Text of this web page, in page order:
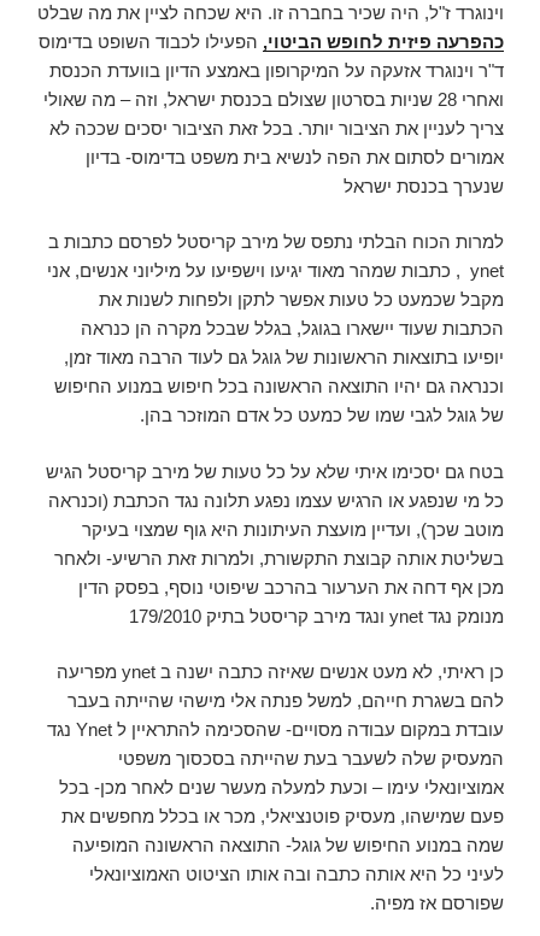
וינוגרד ז"ל, היה שכיר בחברה זו. היא שכחה לציין את מה שבלט
כהפרעה פיזית לחופש הביטוי, הפעילו לכבוד השופט בדימוס
ד"ר וינוגרד אזעקה על המיקרופון באמצע הדיון בוועדת הכנסת
ואחרי 28 שניות בסרטון שצולם בכנסת ישראל, וזה – מה שאולי
צריך לעניין את הציבור יותר. בכל זאת הציבור יסכים שככה לא
אמורים לסתום את הפה לנשיא בית משפט בדימוס- בדיון
שנערך בכנסת ישראל
למרות הכוח הבלתי נתפס של מירב קריסטל לפרסם כתבות ב
ynet , כתבות שמהר מאוד יגיעו וישפיעו על מיליוני אנשים, אני
מקבל שכמעט כל טעות אפשר לתקן ולפחות לשנות את
הכתבות שעוד יישארו בגוגל, בגלל שבכל מקרה הן כנראה
יופיעו בתוצאות הראשונות של גוגל גם לעוד הרבה מאוד זמן,
וכנראה גם יהיו התוצאה הראשונה בכל חיפוש במנוע החיפוש
של גוגל לגבי שמו של כמעט כל אדם המוזכר בהן.
בטח גם יסכימו איתי שלא על כל טעות של מירב קריסטל הגיש
כל מי שנפגע או הרגיש עצמו נפגע תלונה נגד הכתבת (וכנראה
מוטב שכך), ועדיין מועצת העיתונות היא גוף שמצוי בעיקר
בשליטת אותה קבוצת התקשורת, ולמרות זאת הרשיע- ולאחר
מכן אף דחה את הערעור בהרכב שיפוטי נוסף, בפסק הדין
מנומק נגד ynet ונגד מירב קריסטל בתיק 179/2010
כן ראיתי, לא מעט אנשים שאיזה כתבה ישנה ב ynet מפריעה
להם בשגרת חייהם, למשל פנתה אלי מישהי שהייתה בעבר
עובדת במקום עבודה מסויים- שהסכימה להתראיין ל Ynet נגד
המעסיק שלה לשעבר בעת שהייתה בסכסוך משפטי
אמוציונאלי עימו – וכעת למעלה מעשר שנים לאחר מכן- בכל
פעם שמישהו, מעסיק פוטנציאלי, מכר או בכלל מחפשים את
שמה במנוע החיפוש של גוגל- התוצאה הראשונה המופיעה
לעיני כל היא אותה כתבה ובה אותו הציטוט האמוציונאלי
שפורסם אז מפיה.